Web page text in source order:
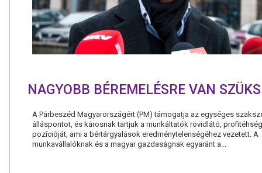
NAGYOBB BÉREMELÉSRE VAN
A Párbeszéd Magyarországért (PM) támogatja az egységes
álláspontot, és károsnak tartjuk a munkáltatók rövidlátó,
pozícióját, ami a bértárgyalások eredménytelenségéhez vezetett. A
munkavállalóknak és a magyar gazdaságnak egyaránt a...